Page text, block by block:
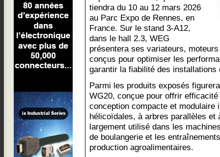
tiendra du 10 au 12 mars 2026
au Parc Expo de Rennes, en
France. Sur le stand 3-A12,
dans le hall 2.3, WEG
présentera ses variateurs,
conçus pour optimiser les
garantir la fiabilité des
Parmi les produits exposés
WG20, conçue pour offrir
conception compacte et modulaire
hélicoïdales, à arbres parallèles et
largement utilisé dans les
de boulangerie et les
production agroalimentaires.